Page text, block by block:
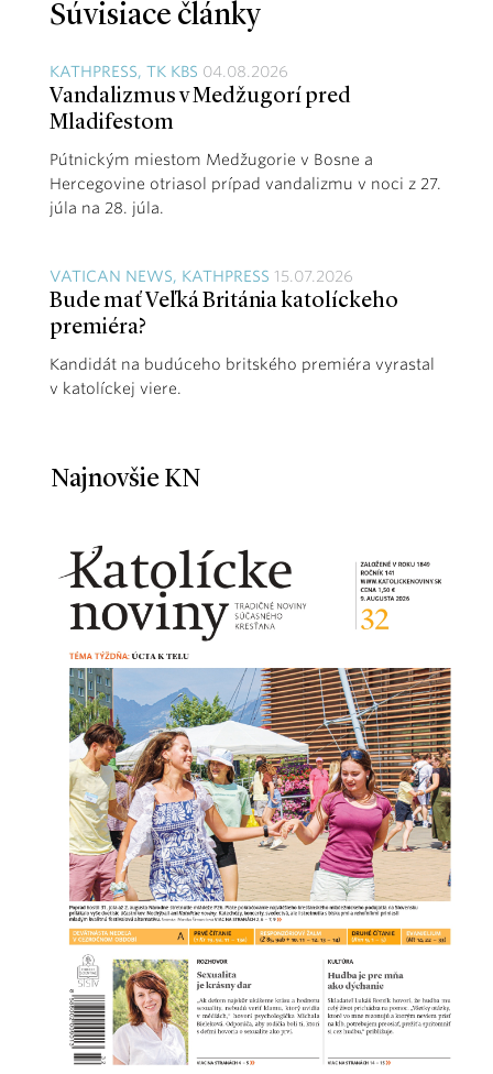
Súvisiace články
KATHPRESS, TK KBS 04.08.2026
Vandalizmus v Medžugorí pred
Mladifestom
Pútnickým miestom Medžugorie v Bosne a
Hercegovine otriasol prípad vandalizmu v noci z 27.
júla na 28. júla.
VATICAN NEWS, KATHPRESS 15.07.2026
Bude mať Veľká Británia katolíckeho
premiéra?
Kandidát na budúceho britského premiéra vyrastal
v katolíckej viere.
Najnovšie KN